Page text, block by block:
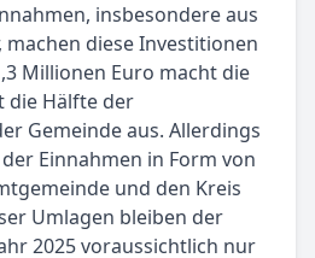
insbesondere aus
machen diese Investitionen
Millionen Euro macht die
die Hälfte der
Gemeinde aus. Allerdings
Einnahmen in Form von
und den Kreis
Umlagen bleiben der
2025 voraussichtlich nur